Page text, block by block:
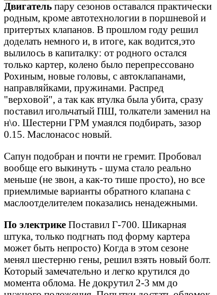
Двигатель пару сезонов оставался практически
родным, кроме автотехнологии в поршневой и
притертых клапанов. В прошлом году решил
доделать немного и, в итоге, как водится,это
вылилось в капиталку: от родного остался
только картер, колено было перепрессовано
Рохиным, новые головы, с автоклапанами,
направляйками, пружинами. Распред
"верховой", а так как втулка была убита, сразу
поставил игольчатый ПШ, толкатели заменил на
н\о. Шестерни ГРМ умаялся подбирать, зазор
0.15. Маслонасос новый.
Сапун подобран и почти не гремит. Пробовал
вообще его выкинуть - шума стало реально
меньше (не звон, а как-то тише просто), но все
приемлимые варианты обратного клапана с
маслоотделителем показались ненадежными.
По электрике Поставил Г-700. Шикарная
штука, только подгнать под форму картера
может быть непросто) Когда в этом сезоне
менял шестерню гены, решил взять новый болт.
Который замечательно и легко крутился до
момента облома. Не докрутил 2-3 мм до